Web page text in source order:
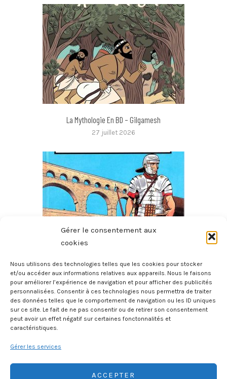
Gérer le consentement aux
cookies
Nous utilisons des technologies telles que les cookies pour stocker
et/ou accéder aux informations relatives aux appareils. Nous le faisons
pour améliorer l’expérience de navigation et pour afficher des publicités
personnalisées. Consentir à ces technologies nous permettra de traiter
des données telles que le comportement de navigation ou les ID uniques
sur ce site. Le fait de ne pas consentir ou de retirer son consentement
peut avoir un effet négatif sur certaines fonctonnalités et
caractéristiques.
Gérer les services
ACCEPTER
La Mythologie En BD – Gilgamesh
27 juillet 2026
Histoire De France – Tome 2 – Des Gaulois Aux Gallo-
Romains 60 Av. J.C. – 212
20 juillet 2026